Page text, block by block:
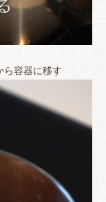
ら容器に移す